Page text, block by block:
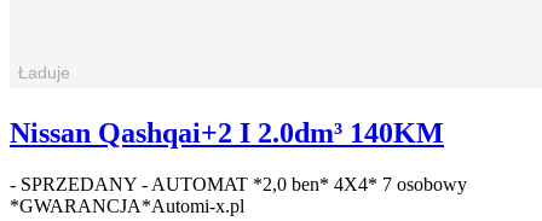
Nissan Qashqai+2 I 2.0dm³ 140KM
- SPRZEDANY - AUTOMAT *2,0 ben* 4X4* 7 osobowy
*GWARANCJA*Automi-x.pl